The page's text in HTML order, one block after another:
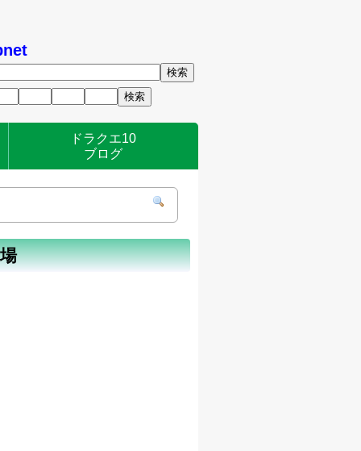
ドラクエ10
ブログ